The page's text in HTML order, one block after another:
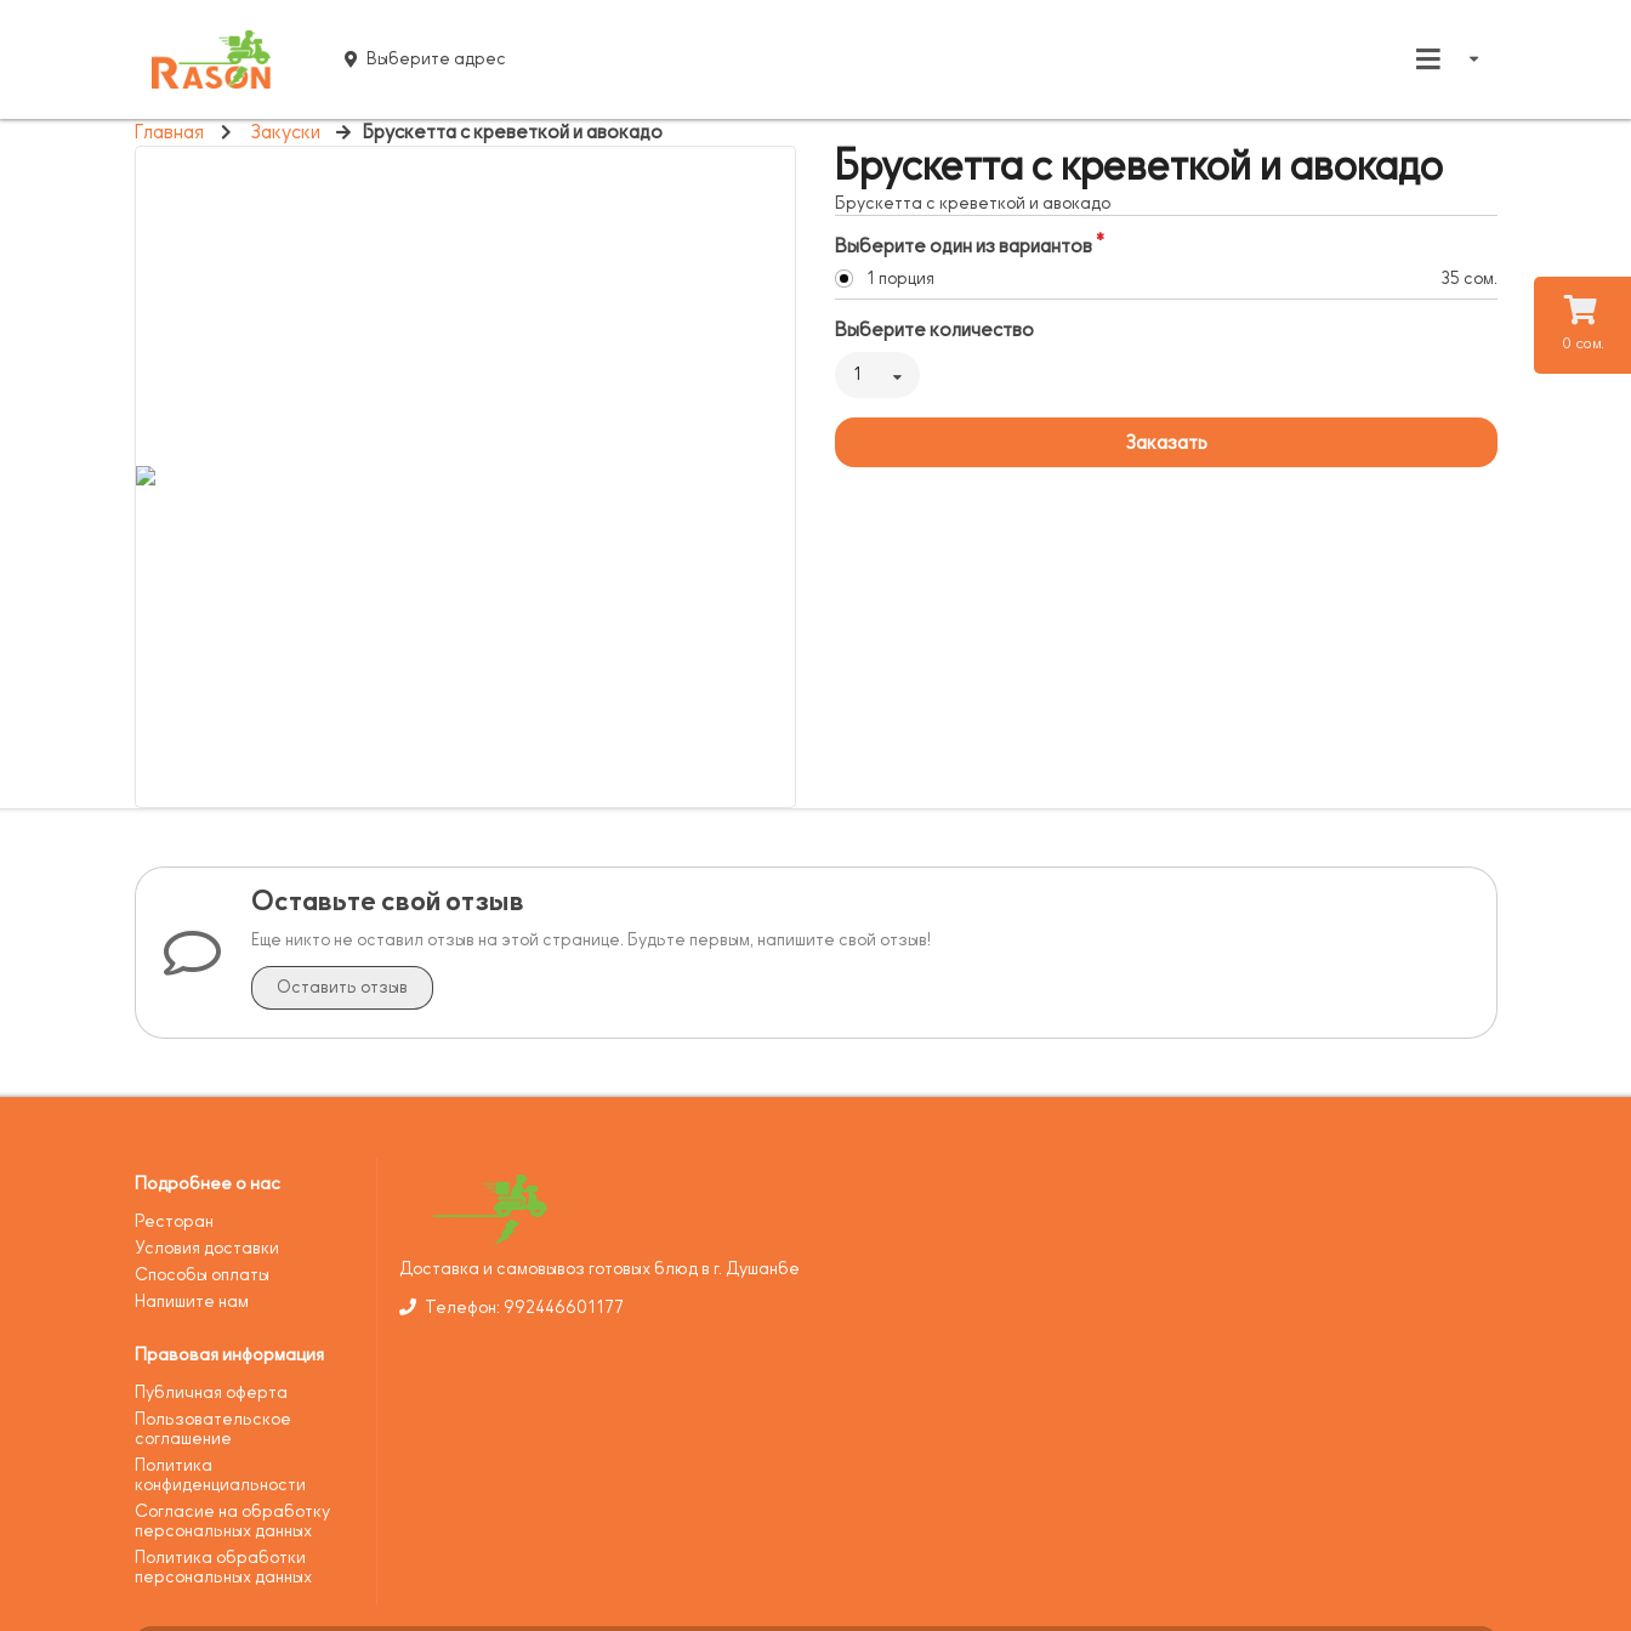
0 сом.
Выберите адрес
Главная Закуски Брускетта с креветкой и авокадо
Брускетта с креветкой и авокадо
Брускетта с креветкой и авокадо
Выберите один из вариантов
1 порция 35 сом.
Выберите количество
1
Заказать
Оставьте свой отзыв
Еще никто не оставил отзыв на этой странице. Будьте первым, напишите свой отзыв!
Оставить отзыв
Подробнее о нас
Ресторан
Условия доставки
Способы оплаты
Напишите нам
Правовая информация
Публичная оферта
Пользовательское
соглашение
Политика
конфиденциальности
Согласие на обработку
персональных данных
Политика обработки
персональных данных
Доставка и самовывоз готовых блюд в г. Душанбе
Телефон: 992446601177